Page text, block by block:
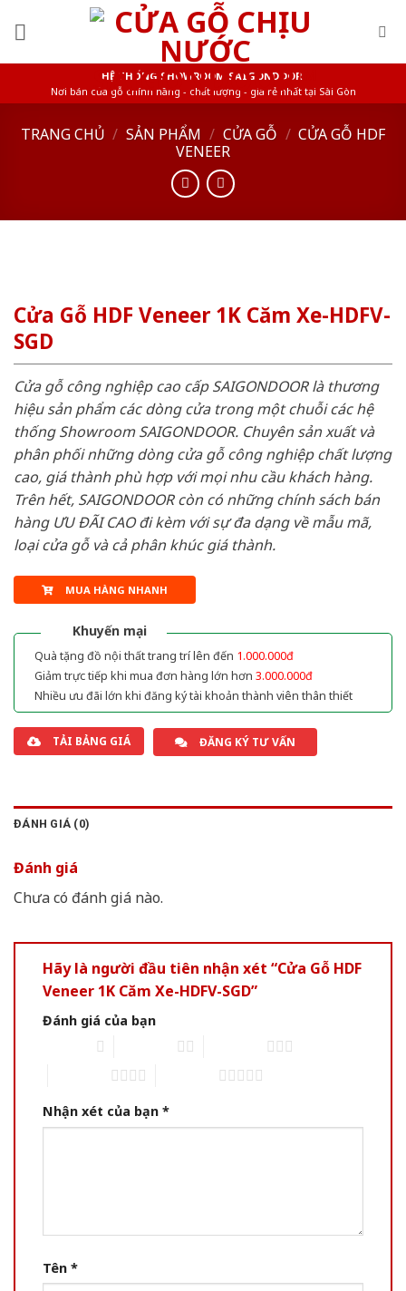
HỆ THỐNG SHOWROOM SAIGONDOOR
Nơi bán cửa gỗ chính hãng - chất lượng - giá rẻ nhất tại Sài Gòn
TRANG CHỦ / SẢN PHẨM / CỬA GỖ / CỬA GỖ HDF
VENEER
Cửa Gỗ HDF Veneer 1K Căm Xe-HDFV-
SGD
Cửa gỗ công nghiệp cao cấp SAIGONDOOR là thương
hiệu sản phẩm các dòng cửa trong một chuỗi các hệ
thống Showroom SAIGONDOOR. Chuyên sản xuất và
phân phối những dòng cửa gỗ công nghiệp chất lượng
cao, giá thành phù hợp với mọi nhu cầu khách hàng.
Trên hết, SAIGONDOOR còn có những chính sách bán
hàng ƯU ĐÃI CAO đi kèm với sự đa dạng về mẫu mã,
loại cửa gỗ và cả phân khúc giá thành.
MUA HÀNG NHANH
Khuyến mại
Quà tặng đồ nội thất trang trí lên đến 1.000.000đ
Giảm trực tiếp khi mua đơn hàng lớn hơn 3.000.000đ
Nhiều ưu đãi lớn khi đăng ký tài khoản thành viên thân thiết
TẢI BẢNG GIÁ ĐĂNG KÝ TƯ VẤN
ĐÁNH GIÁ (0)
Đánh giá
Chưa có đánh giá nào.
Hãy là người đầu tiên nhận xét “Cửa Gỗ HDF
Veneer 1K Căm Xe-HDFV-SGD”
Đánh giá của bạn
Nhận xét của bạn *
Tên *